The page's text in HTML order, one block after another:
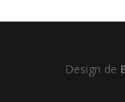
Design de